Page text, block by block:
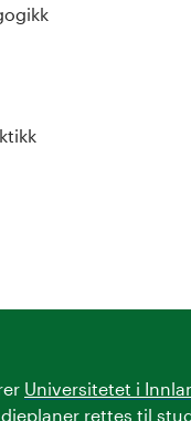
Universitetet i
rettes til